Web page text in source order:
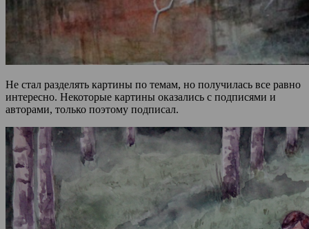
Не стал разделять картины по темам, но получилась все равно
интересно. Некоторые картины оказались с подписями и
авторами, только поэтому подписал.